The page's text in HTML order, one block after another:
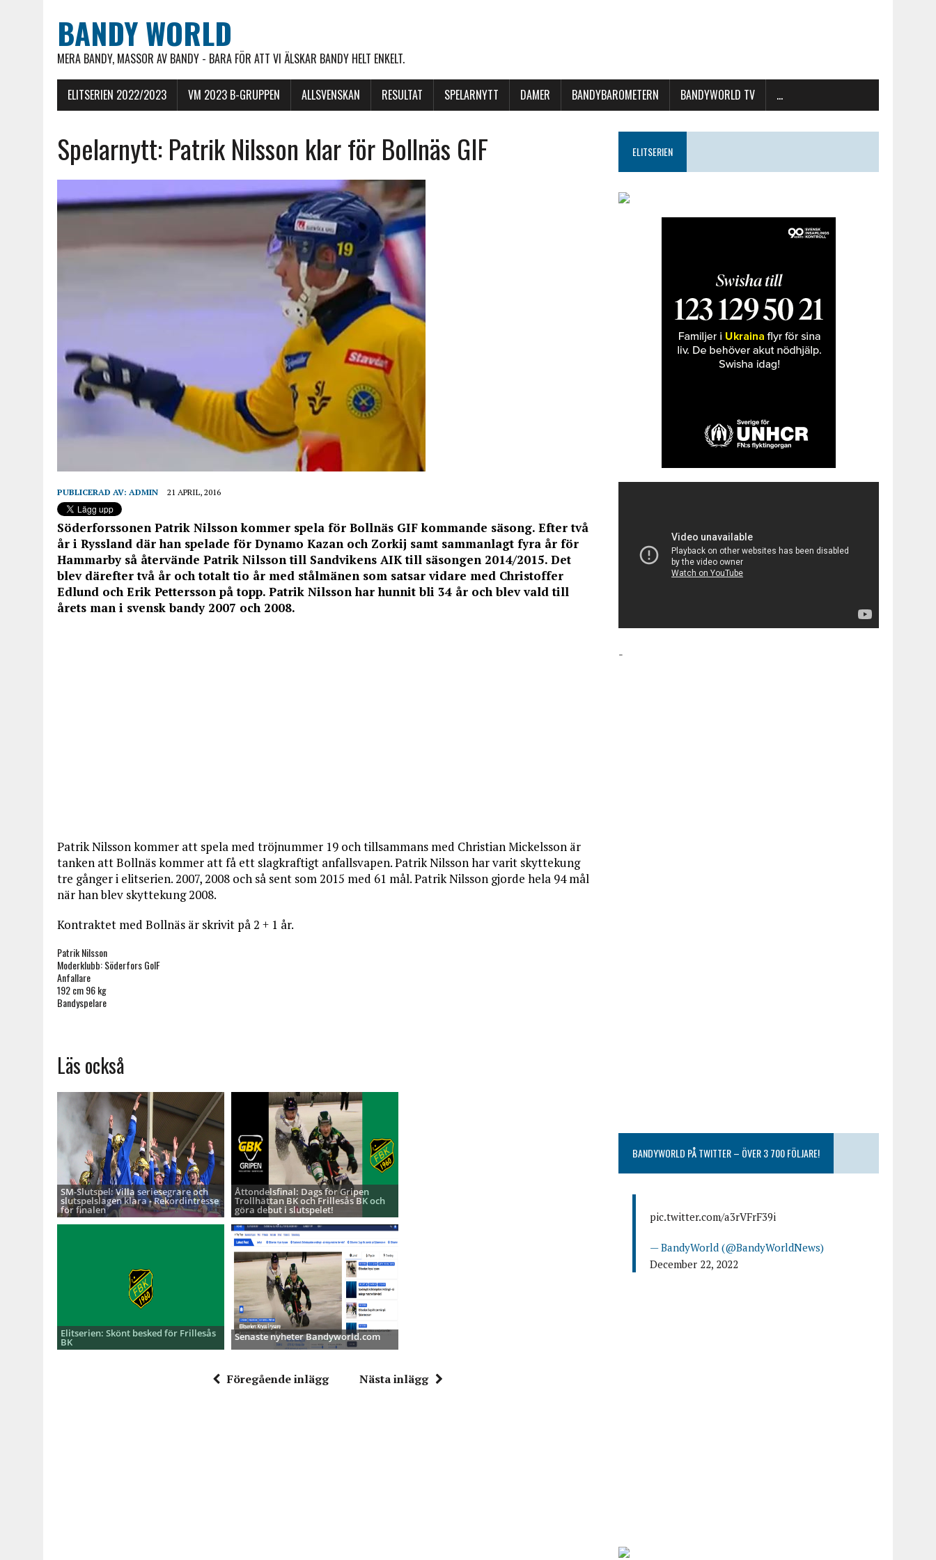
BANDY WORLD
MERA BANDY, MASSOR AV BANDY - BARA FÖR ATT VI ÄLSKAR BANDY HELT ENKELT.
ELITSERIEN 2022/2023 VM 2023 B-GRUPPEN ALLSVENSKAN RESULTAT SPELARNYTT DAMER BANDYBAROMETERN BANDYWORLD TV …
Spelarnytt: Patrik Nilsson klar för Bollnäs GIF
PUBLICERAD AV: ADMIN 21 APRIL, 2016
Söderforssonen Patrik Nilsson kommer spela för Bollnäs GIF kommande säsong. Efter två
år i Ryssland där han spelade för Dynamo Kazan och Zorkij samt sammanlagt fyra år för
Hammarby så återvände Patrik Nilsson till Sandvikens AIK till säsongen 2014/2015. Det
blev därefter två år och totalt tio år med stålmänen som satsar vidare med Christoffer
Edlund och Erik Pettersson på topp. Patrik Nilsson har hunnit bli 34 år och blev vald till
årets man i svensk bandy 2007 och 2008.
Patrik Nilsson kommer att spela med tröjnummer 19 och tillsammans med Christian Mickelsson är
tanken att Bollnäs kommer att få ett slagkraftigt anfallsvapen. Patrik Nilsson har varit skyttekung
tre gånger i elitserien. 2007, 2008 och så sent som 2015 med 61 mål. Patrik Nilsson gjorde hela 94 mål
när han blev skyttekung 2008.
Kontraktet med Bollnäs är skrivit på 2 + 1 år.
Patrik Nilsson
Moderklubb: Söderfors GoIF
Anfallare
192 cm 96 kg
Bandyspelare
Läs också
SM-Slutspel: Villa seriesegrare och
slutspelslagen klara - Rekordintresse
för finalen
Åttondelsfinal: Dags för Gripen
Trollhättan BK och Frillesås BK och
göra debut i slutspelet!
Elitserien: Skönt besked för Frillesås
BK Senaste nyheter Bandyworld.com
Föregående inlägg Nästa inlägg
ELITSERIEN
-
BANDYWORLD PÅ TWITTER – ÖVER 3 700 FÖLJARE!
pic.twitter.com/a3rVFrF39i
— BandyWorld (@BandyWorldNews)
December 22, 2022